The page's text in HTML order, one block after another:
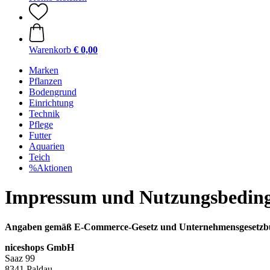
Warenkorb € 0,00
Marken
Pflanzen
Bodengrund
Einrichtung
Technik
Pflege
Futter
Aquarien
Teich
%Aktionen
Impressum und
Angaben gemäß E-Commerce-Gesetz und
niceshops GmbH
Saaz 99